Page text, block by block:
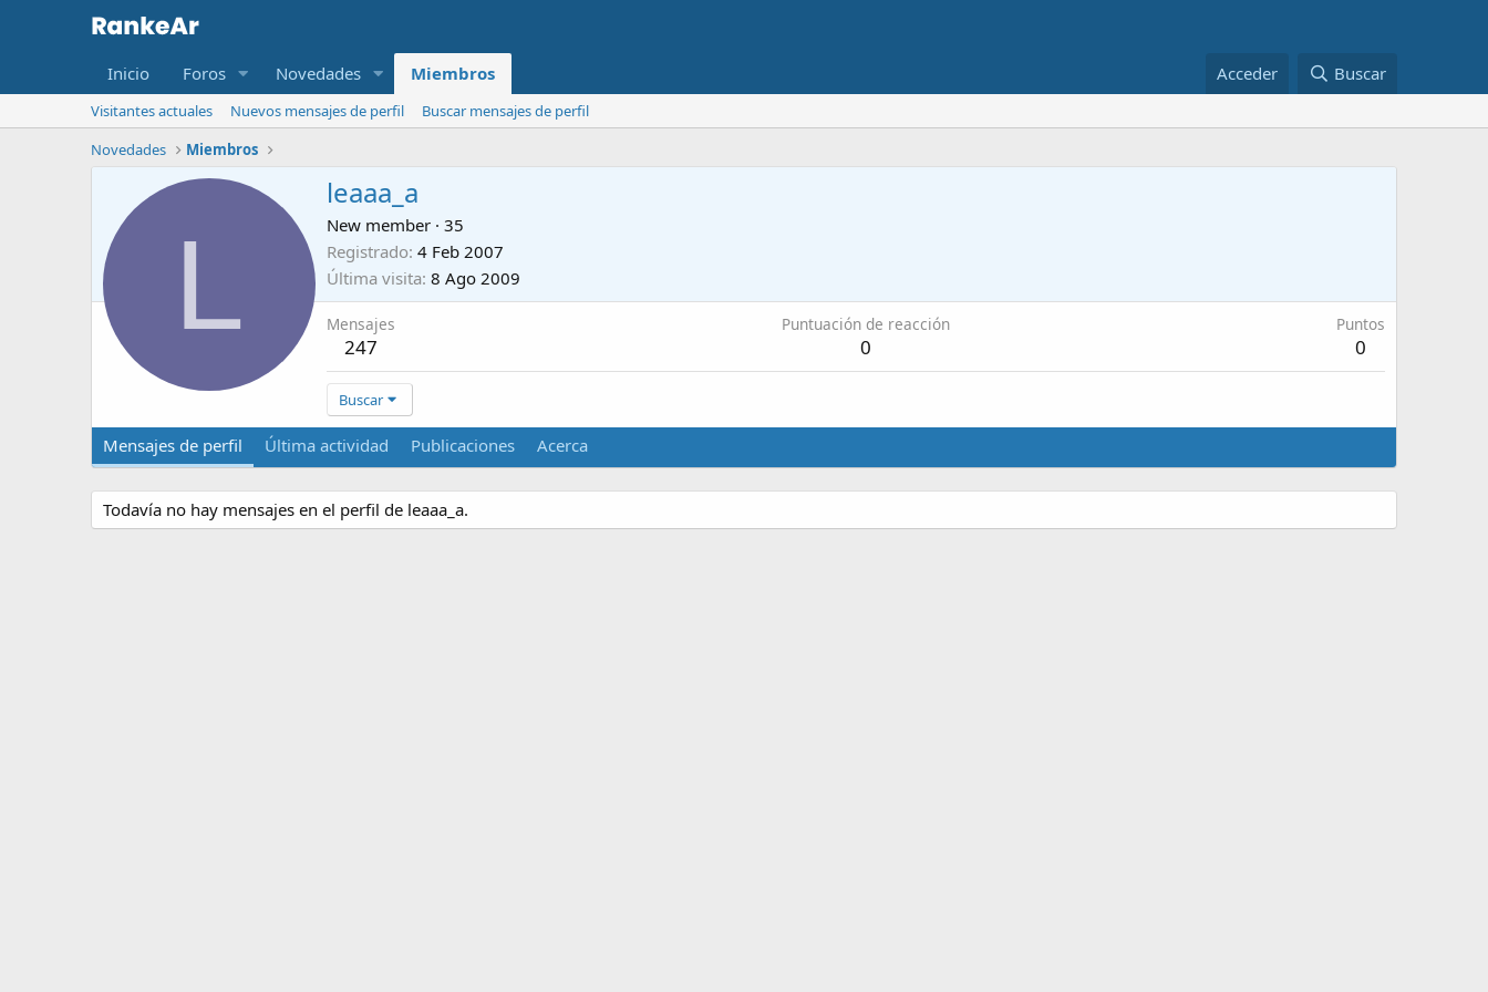
Inicio Foros Novedades Miembros Acceder Buscar
Visitantes actuales Nuevos mensajes de perfil
Buscar mensajes de perfil
Novedades
Miembros
L
leaaa_a
New member · 35
Registrado 4 Feb 2007
Última visita 8 Ago 2009
Mensajes
247
Puntuación de reacción
0
Puntos
0
Buscar
Mensajes de perfil Última actividad Publicaciones Acerca
Todavía no hay mensajes en el perfil de leaaa_a.